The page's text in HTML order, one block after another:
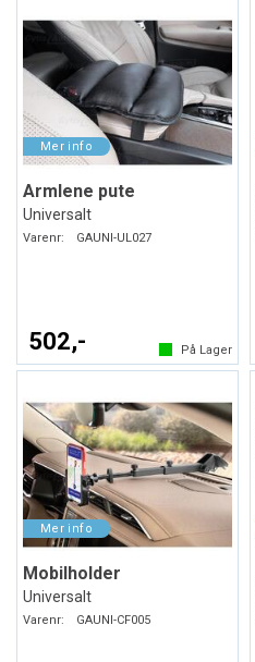
Armlene pute
Universalt
Varenr: GAUNI-UL027
502,- På Lager
Mobilholder
Universalt
Varenr: GAUNI-CF005